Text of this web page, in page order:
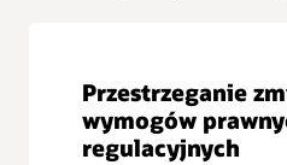
Przestrzeganie
wymogów
regulacyjnych